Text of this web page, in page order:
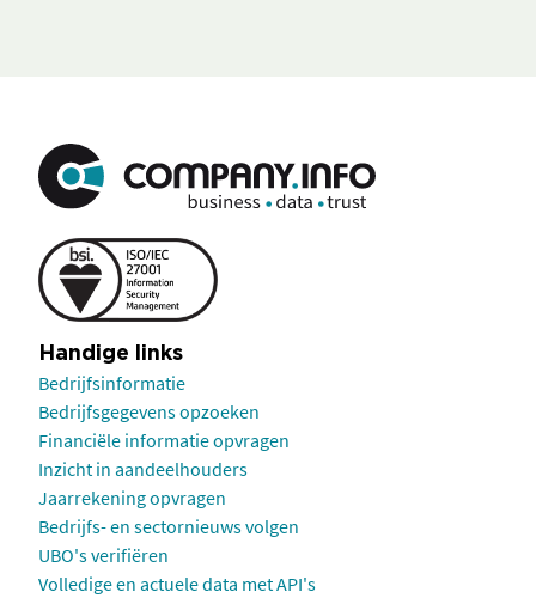
Handige links
Bedrijfsinformatie
Bedrijfsgegevens opzoeken
Financiële informatie opvragen
Inzicht in aandeelhouders
Jaarrekening opvragen
Bedrijfs- en sectornieuws volgen
UBO's verifiëren
Volledige en actuele data met API's